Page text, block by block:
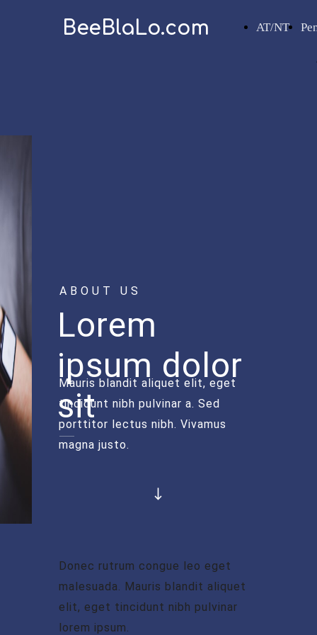
AT/NT
BeeBlaLo.com
ABOUT US
Lorem
ipsum dolor
sit
Mauris blandit aliquet elit, eget
tincidunt nibh pulvinar a. Sed
porttitor lectus nibh. Vivamus
magna justo.
Donec rutrum congue leo eget
malesuada. Mauris blandit aliquet
elit, eget tincidunt nibh pulvinar
lorem ipsum.